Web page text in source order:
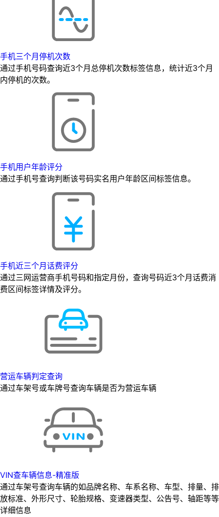
手机三个月停机次数
通过手机号码查询近3个月总停机次数标签信息，统计近3个月
内停机的次数。
手机用户年龄评分
通过手机号查询判断该号码实名用户年龄区间标签信息。
手机近三个月话费评分
通过三网运营商手机号码和指定月份，查询号码近3个月话费消
费区间标签详情及评分。
营运车辆判定查询
通过车架号或车牌号查询车辆是否为营运车辆
VIN查车辆信息-精准版
通过车架号查询车辆的如品牌名称、车系名称、车型、排量、排
放标准、外形尺寸、轮胎规格、变速器类型、公告号、轴距等等
详细信息